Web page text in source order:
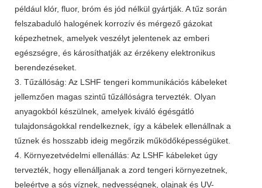
például klór, fluor, bróm és jód nélkül gyártják. A tűz során
felszabaduló halogének korrozív és mérgező gázokat
képezhetnek, amelyek veszélyt jelentenek az emberi
egészségre, és károsíthatják az érzékeny elektronikus
berendezéseket.
3. Tűzállóság: Az LSHF tengeri kommunikációs kábeleket
jellemzően magas szintű tűzállóságra tervezték. Olyan
anyagokból készülnek, amelyek kiváló égésgátló
tulajdonságokkal rendelkeznek, így a kábelek ellenállnak a
tűznek és hosszabb ideig megőrzik működőképességüket.
4. Környezetvédelmi ellenállás: Az LSHF kábeleket úgy
tervezték, hogy ellenálljanak a zord tengeri környezetnek,
beleértve a sós víznek, nedvességnek, olajnak és UV-